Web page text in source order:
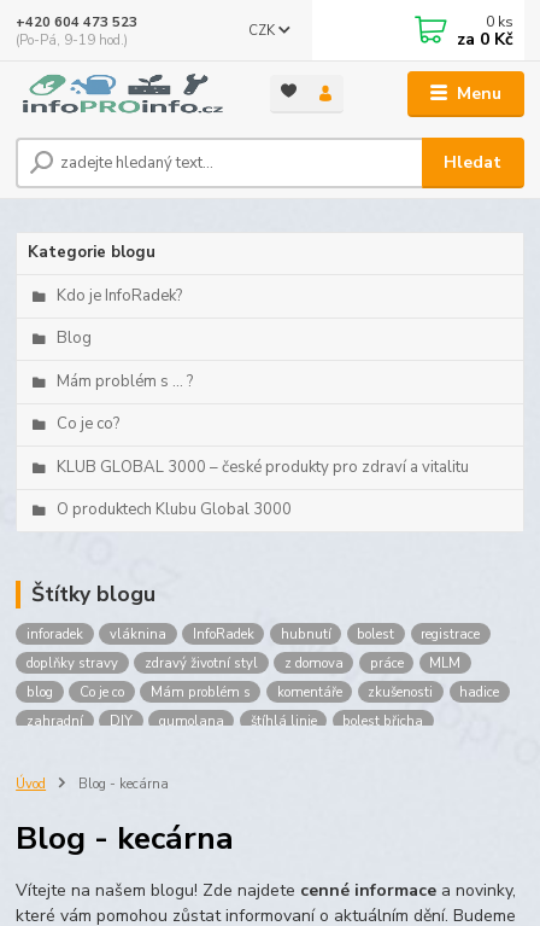
Menu
CZK
Hledat
+420 604 473 523
(Po-Pá, 9-19 hod.)
0 ks
za 0 Kč
Kategorie blogu
Kdo je InfoRadek?
Blog
Mám problém s ... ?
Co je co?
KLUB GLOBAL 3000 – české produkty pro zdraví a vitalitu
O produktech Klubu Global 3000
Štítky blogu
inforadek vláknina InfoRadek hubnutí bolest
registrace
doplňky stravy
zdravý životní styl z domova práce
MLM
blog
Co je co Mám problém s komentáře zkušenosti
hadice
zahradní
DIY gumolana štíhlá linie
bolest břicha
Prokloub
Vláknina
maltodextrin
škrob skrob
Úvod Blog - kecárna
Blog - kecárna
Vítejte na našem blogu! Zde najdete cenné informace a novinky,
které vám pomohou zůstat informovaní o aktuálním dění. Budeme